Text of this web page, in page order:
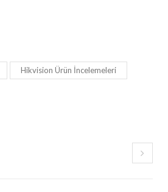
Hikvision Ürün İncelemeleri